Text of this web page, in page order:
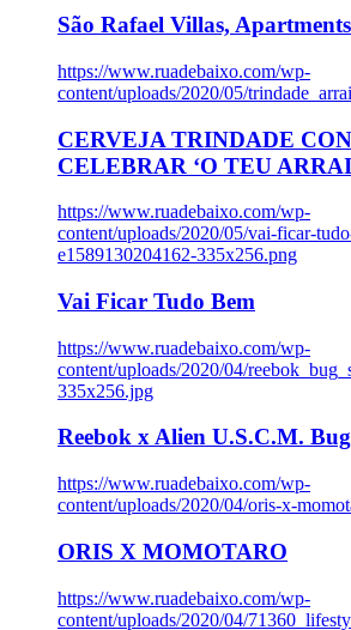
São Rafael Villas,
https://www.ruadebaixo.com/wp-
content/uploads/2020/05/
CERVEJA TRINDADE
CELEBRAR ‘O TEU
https://www.ruadebaixo.com/wp-
content/uploads/2020/05/vai-ficar-
e1589130204162-335x256.png
Vai Ficar Tudo Bem
https://www.ruadebaixo.com/wp-
content/uploads/2020/04/
335x256.jpg
Reebok x Alien U.S.C.M.
https://www.ruadebaixo.com/wp-
content/uploads/2020/04/oris-x-
ORIS X MOMOTARO
https://www.ruadebaixo.com/wp-
content/uploads/2020/04/